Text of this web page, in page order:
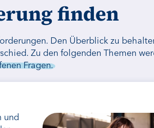
finden
Den Überblick zu
Zu den folgenden Themen
Fragen.
und